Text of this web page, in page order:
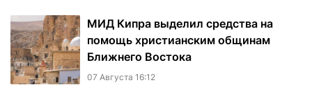
МИД Кипра выделил средства на
помощь христианским общинам
Ближнего Востока
07 Августа 16:12